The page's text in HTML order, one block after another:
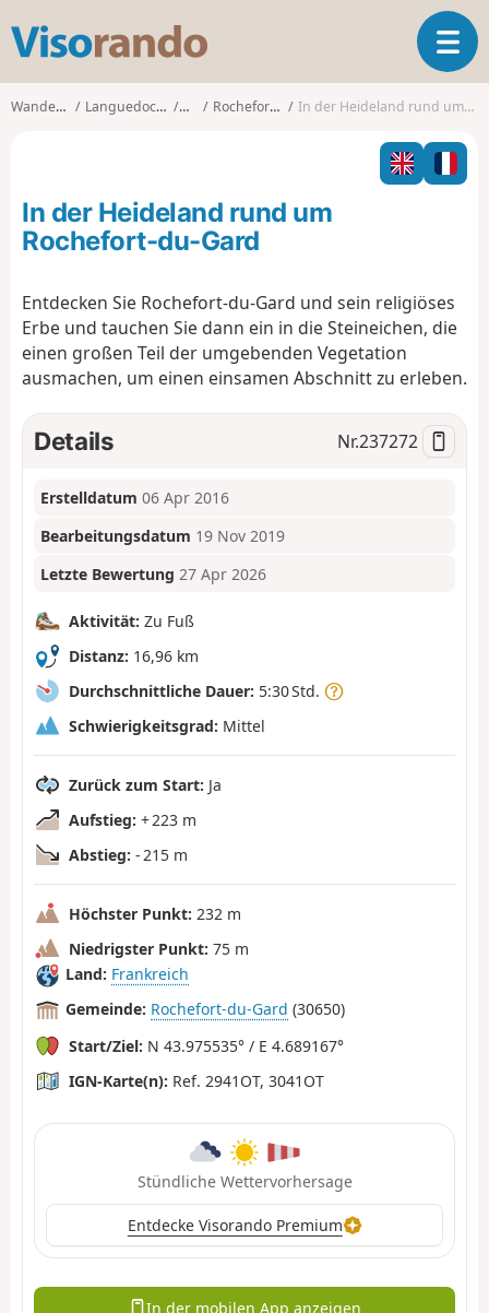
s
o
o
T
o
l
n
a
t
o
Wanderungen Languedoc-Roussillon GardRochefort-du-Gard In der Heideland rund um Rochefort-du-Gard
In der Heideland rund um
Rochefort-du-Gard
Entdecken Sie Rochefort-du-Gard und sein religiöses
Erbe und tauchen Sie dann ein in die Steineichen, die
einen großen Teil der umgebenden Vegetation
ausmachen, um einen einsamen Abschnitt zu erleben.
Details Nr.237272
Erstelldatum 06 Apr 2016
Bearbeitungsdatum 19 Nov 2019
Letzte Bewertung 27 Apr 2026
Aktivität: Zu Fuß
Distanz: 16,96 km
Durchschnittliche Dauer: 5:30 Std.
Schwierigkeitsgrad: Mittel
Zurück zum Start: Ja
Aufstieg: + 223 m
Abstieg: - 215 m
Höchster Punkt: 232 m
Niedrigster Punkt: 75 m
Land: Frankreich
Gemeinde: Rochefort-du-Gard (30650)
Start/Ziel: N 43.975535° / E 4.689167°
IGN-Karte(n): Ref. 2941OT, 3041OT
Stündliche Wettervorhersage
Entdecke Visorando Premium
In der mobilen App anzeigen